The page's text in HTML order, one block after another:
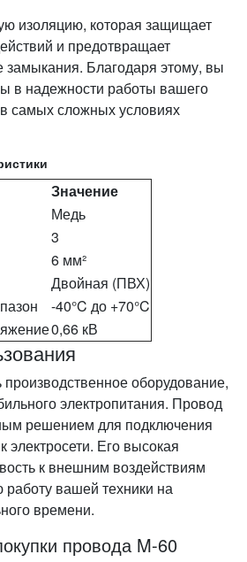
изоляцию, которая защищает
и предотвращает
замыкания. Благодаря этому, вы
в надежности работы вашего
самых сложных условиях
Значение
Медь
3
6 мм²
Двойная (ПВХ)
-40°C до +70°C
0,66 кВ
производственное оборудование,
электропитания. Провод
решением для подключения
электросети. Его высокая
к внешним воздействиям
вашей техники на
времени.
провода M-60